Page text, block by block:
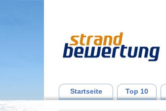
Startseite Top 10